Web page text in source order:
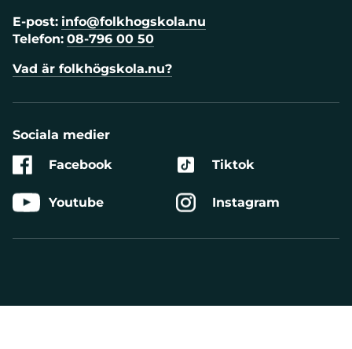
E-post: info@folkhogskola.nu
Telefon: 08-796 00 50
Vad är folkhögskola.nu?
Sociala medier
Facebook
Youtube
Tiktok
Instagram